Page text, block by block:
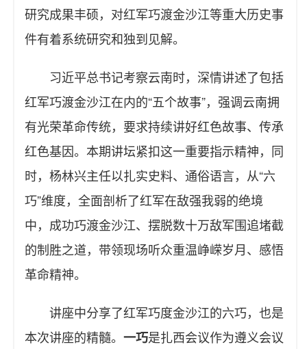
研究成果丰硕，对红军巧渡金沙江等重大历史事
件有着系统研究和独到见解。
习近平总书记考察云南时，深情讲述了包括
红军巧渡金沙江在内的“五个故事”，强调云南拥
有光荣革命传统，要求持续讲好红色故事、传承
红色基因。本期讲坛紧扣这一重要指示精神，同
时，杨林兴主任以扎实史料、通俗语言，从“六
巧”维度，全面剖析了红军在敌强我弱的绝境
中，成功巧渡金沙江、摆脱数十万敌军围追堵截
的制胜之道，带领现场听众重温峥嵘岁月、感悟
革命精神。
讲座中分享了红军巧度金沙江的六巧，也是
本次讲座的精髓。 一巧是扎西会议作为遵义会议